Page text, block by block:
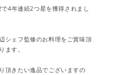
4年連続2つ星を獲得されまし
シェフ監修のお料理をご賞味頂
ます。
頂きたい逸品でございますの